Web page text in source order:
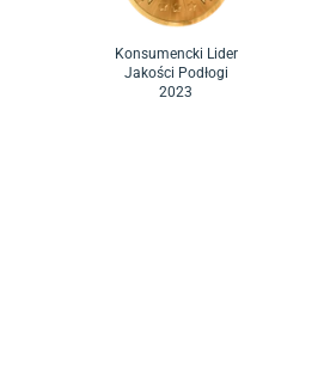
Konsumencki Lider
Jakości Podłogi
2023